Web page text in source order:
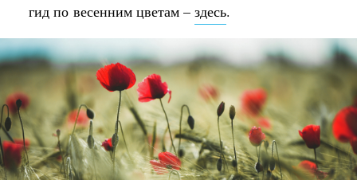
гид по весенним цветам – здесь.